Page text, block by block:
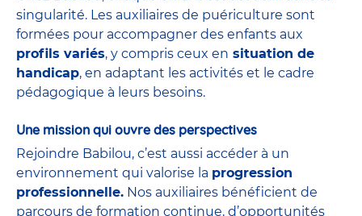
singularité. Les auxiliaires de puériculture sont
formées pour accompagner des enfants aux
profils variés, y compris ceux en situation de
handicap, en adaptant les activités et le cadre
pédagogique à leurs besoins.
Une mission qui ouvre des perspectives
Rejoindre Babilou, c’est aussi accéder à un
environnement qui valorise la progression
professionnelle. Nos auxiliaires bénéficient de
parcours de formation continue, d’opportunités